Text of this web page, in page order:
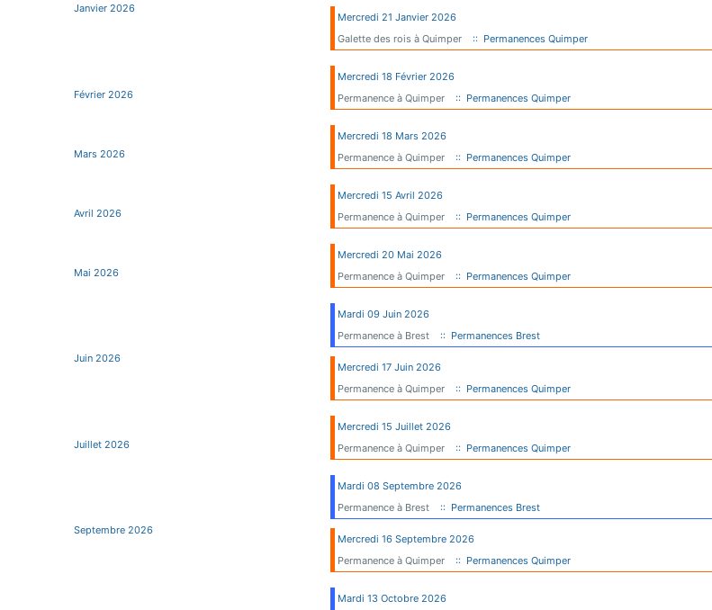
Janvier 2026
Mercredi 21 Janvier 2026
Galette des rois à Quimper
:: Permanences Quimper
Février 2026
Mercredi 18 Février 2026
Permanence à Quimper
:: Permanences Quimper
Mars 2026
Mercredi 18 Mars 2026
Permanence à Quimper
:: Permanences Quimper
Avril 2026
Mercredi 15 Avril 2026
Permanence à Quimper
:: Permanences Quimper
Mai 2026
Mercredi 20 Mai 2026
Permanence à Quimper
:: Permanences Quimper
Juin 2026
Mardi 09 Juin 2026
Permanence à Brest
:: Permanences Brest
Mercredi 17 Juin 2026
Permanence à Quimper
:: Permanences Quimper
Juillet 2026
Mercredi 15 Juillet 2026
Permanence à Quimper
:: Permanences Quimper
Septembre 2026
Mardi 08 Septembre 2026
Permanence à Brest
:: Permanences Brest
Mercredi 16 Septembre 2026
Permanence à Quimper
:: Permanences Quimper
Mardi 13 Octobre 2026